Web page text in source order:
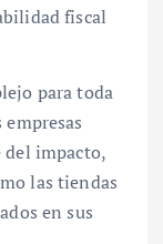
fiscal
para toda
del impacto,
las tiendas
en sus